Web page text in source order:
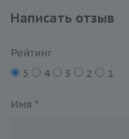
Написать отзыв
Рейтинг
5
4 3 2 1
Имя *